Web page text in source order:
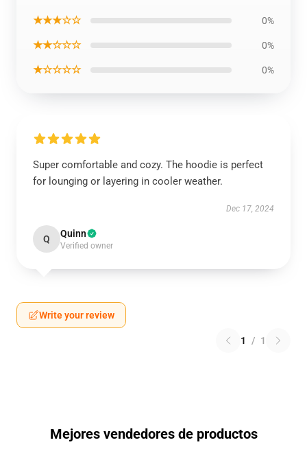
★★★☆☆ 0%
★★☆☆☆ 0%
★☆☆☆☆ 0%
Super comfortable and cozy. The hoodie is perfect
for lounging or layering in cooler weather.
Dec 17, 2024
Q Quinn
Verified owner
Write your review
1 / 1
Mejores vendedores de productos